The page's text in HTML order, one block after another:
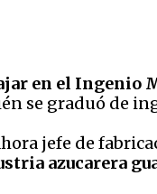
en el Ingenio
se graduó de
jefe de
azucarera